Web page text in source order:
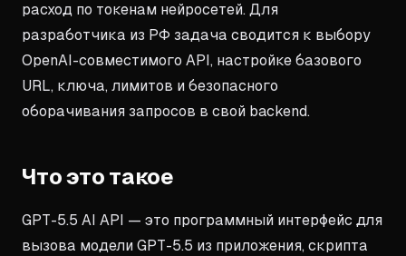
расход по токенам нейросетей. Для
разработчика из РФ задача сводится к выбору
OpenAI-совместимого API, настройке базового
URL, ключа, лимитов и безопасного
оборачивания запросов в свой backend.
Что это такое
GPT-5.5 AI API — это программный интерфейс для
вызова модели GPT-5.5 из приложения, скрипта